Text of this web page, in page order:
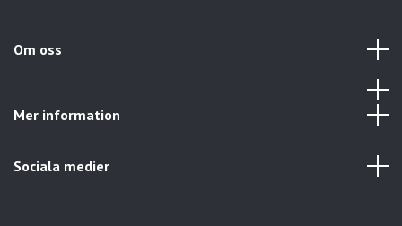
Om oss
Mer information
Sociala medier